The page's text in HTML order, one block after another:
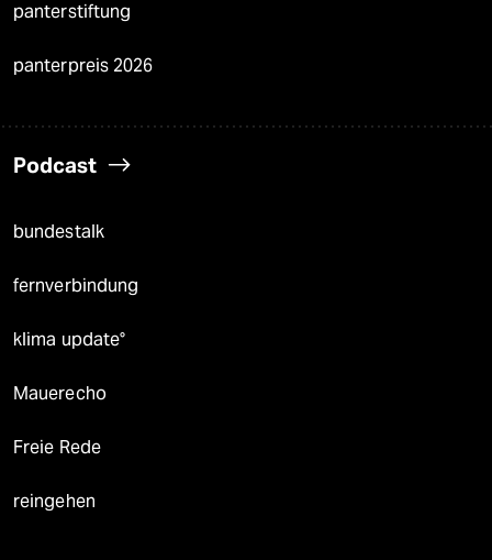
panterstiftung
panterpreis 2026
Podcast
bundestalk
fernverbindung
klima update°
Mauerecho
Freie Rede
reingehen